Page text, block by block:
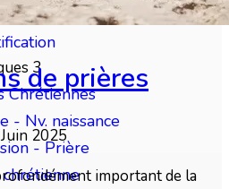
Esprit
3
Chrétiennes
- Nv. naissance
- Prière
de prières
2025
important de la